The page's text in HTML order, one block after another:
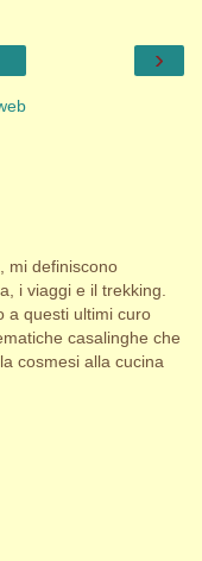
›
mi definiscono
i viaggi e il trekking.
a questi ultimi curo
casalinghe che
cosmesi alla cucina